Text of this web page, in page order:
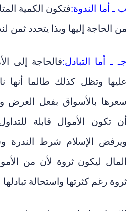
ب ـ أما الندوة:فتكون الكمية
من الحاجة إليها وبذا يتحدد ثمن
جـ ـ أما التبادل:فالحاجة إلى
عليها وتظل كذلك طالما أنها
سعرها بالأسواق بفعل العرض
أن تكون الأموال قابلة
ويرفض الإسلام شرط الندرة
المال ليكون ثروة لأن من
ثروة رغم كثرتها واستحالة